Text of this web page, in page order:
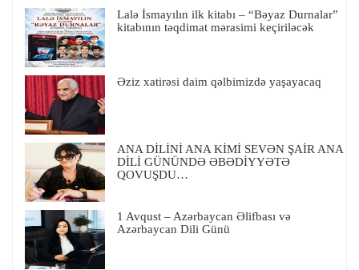
Lalə İsmayılın ilk kitabı – “Bəyaz Durnalar”
kitabının təqdimat mərasimi keçiriləcək
Əziz xatirəsi daim qəlbimizdə yaşayacaq
ANA DİLİNİ ANA KİMİ SEVƏN ŞAİR ANA
DİLİ GÜNÜNDƏ ƏBƏDİYYƏTƏ
QOVUŞDU…
1 Avqust – Azərbaycan Əlifbası və
Azərbaycan Dili Günü